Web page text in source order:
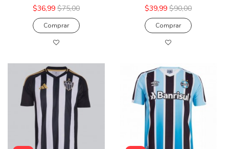
$36,99 $75,00
Comprar
$39,99 $90,00
Comprar